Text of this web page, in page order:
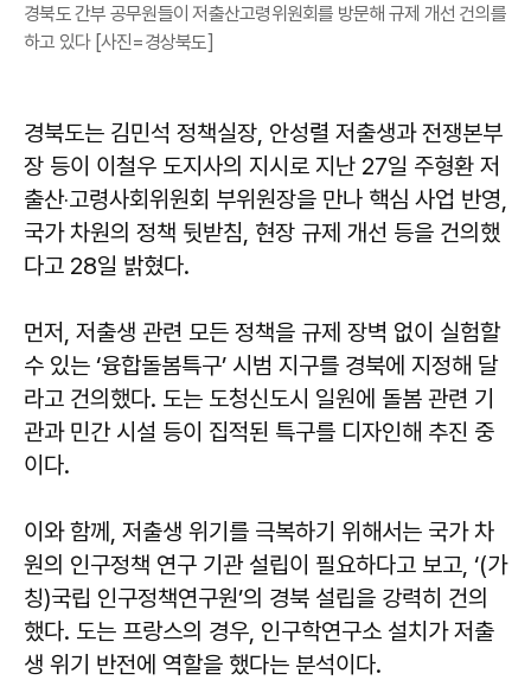
경북도 간부 공무원들이 저출산고령위원회를 방문해 규제 개선 건의를
하고 있다 [사진=경상북도]
경북도는 김민석 정책실장, 안성렬 저출생과 전쟁본부
장 등이 이철우 도지사의 지시로 지난 27일 주형환 저
출산‧고령사회위원회 부위원장을 만나 핵심 사업 반영,
국가 차원의 정책 뒷받침, 현장 규제 개선 등을 건의했
다고 28일 밝혔다.
먼저, 저출생 관련 모든 정책을 규제 장벽 없이 실험할
수 있는 ‘융합돌봄특구’ 시범 지구를 경북에 지정해 달
라고 건의했다. 도는 도청신도시 일원에 돌봄 관련 기
관과 민간 시설 등이 집적된 특구를 디자인해 추진 중
이다.
이와 함께, 저출생 위기를 극복하기 위해서는 국가 차
원의 인구정책 연구 기관 설립이 필요하다고 보고, ‘(가
칭)국립 인구정책연구원’의 경북 설립을 강력히 건의
했다. 도는 프랑스의 경우, 인구학연구소 설치가 저출
생 위기 반전에 역할을 했다는 분석이다.